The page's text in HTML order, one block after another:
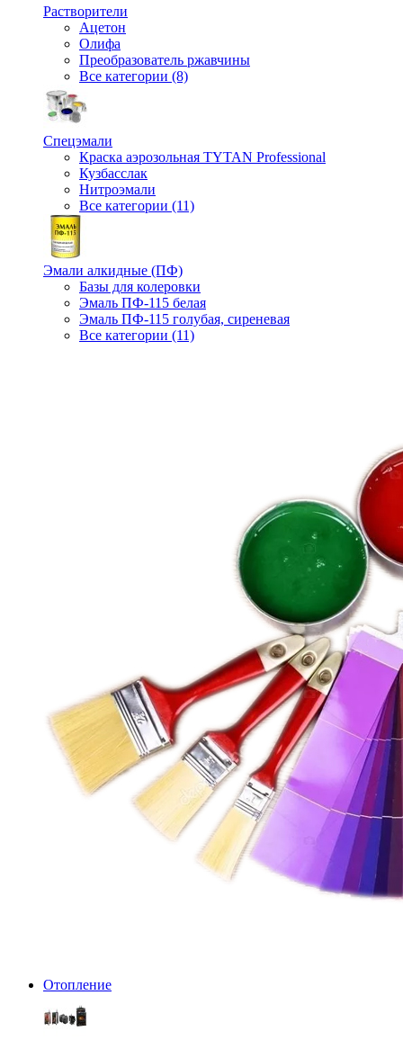
Растворители
Ацетон
Олифа
Преобразователь ржавчины
Все категории (8)
Спецэмали
Краска аэрозольная TYTAN Professional
Кузбасслак
Нитроэмали
Все категории (11)
Эмали алкидные (ПФ)
Базы для колеровки
Эмаль ПФ-115 белая
Эмаль ПФ-115 голубая, сиреневая
Все категории (11)
Отопление